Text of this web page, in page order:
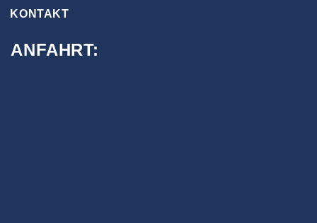
KONTAKT
ANFAHRT: